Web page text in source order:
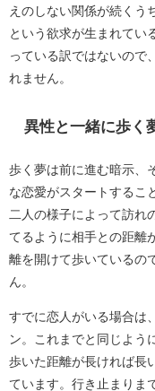
えのしない関係が続くう
という欲求が生まれてい
っている訳ではないので
れません。
異性と一緒に歩く
歩く夢は前に進む暗示、
な恋愛がスタートするこ
二人の様子によって訪れ
てるように相手との距離
離を開けて歩いているの
ん。
すでに恋人がいる場合は
ン。これまでと同じよう
歩いた距離が長ければ長
ています。行き止まりま